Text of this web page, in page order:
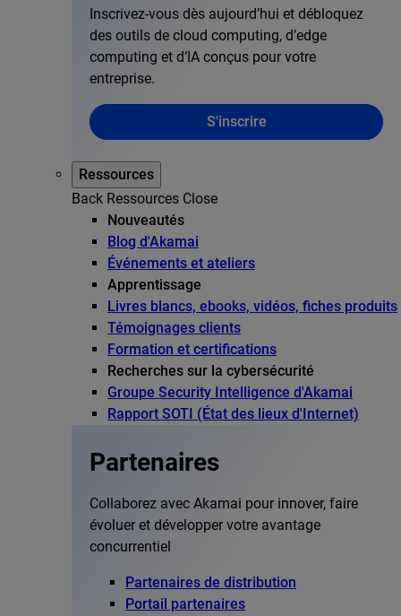
Inscrivez-vous dès aujourd’hui et débloquez
des outils de cloud computing, d’edge
computing et d’IA conçus pour votre
entreprise.
S'inscrire
Ressources
Back Ressources Close
Nouveautés
Blog d'Akamai
Événements et ateliers
Apprentissage
Livres blancs, ebooks, vidéos, fiches produits
Témoignages clients
Formation et certifications
Recherches sur la cybersécurité
Groupe Security Intelligence d'Akamai
Rapport SOTI (État des lieux d'Internet)
Partenaires
Collaborez avec Akamai pour innover, faire
évoluer et développer votre avantage
concurrentiel
Partenaires de distribution
Portail partenaires